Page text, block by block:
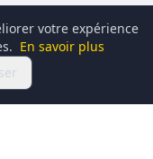
votre expérience
En savoir plus